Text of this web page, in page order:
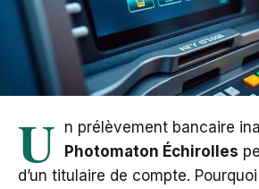
U n prélèvement bancaire
Photomaton Échirolles
d’un titulaire de compte.